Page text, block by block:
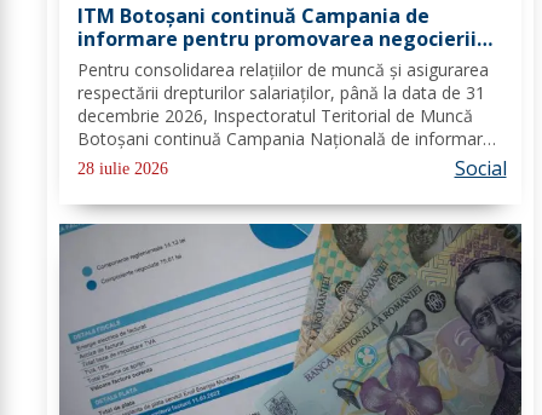
ITM Botoșani continuă Campania de
informare pentru promovarea negocierii
colective la nivelul angajatorilor din
sectorul public și privat
Pentru consolidarea relațiilor de muncă și asigurarea
respectării drepturilor salariaților, până la data de 31
decembrie 2026, Inspectoratul Teritorial de Muncă
Botoșani continuă Campania Națională de informare
pentru promovarea negocierilor colective la nivelul
28 iulie 2026 Social